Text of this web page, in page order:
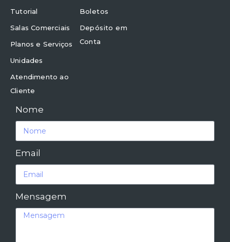
Tutorial
Salas Comerciais
Planos e Serviços
Unidades
Atendimento ao
Cliente
Boletos
Depósito em
Conta
Nome
Email
Mensagem